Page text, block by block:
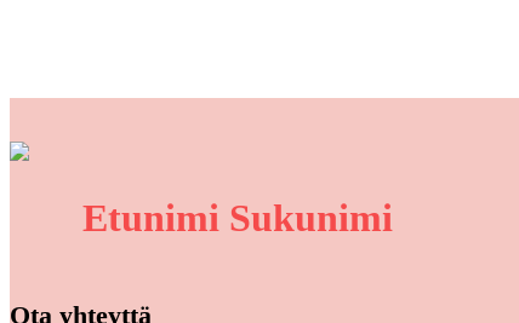
Etunimi Sukunimi
Ota yhteyttä